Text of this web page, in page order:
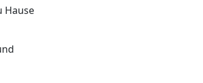
Hause